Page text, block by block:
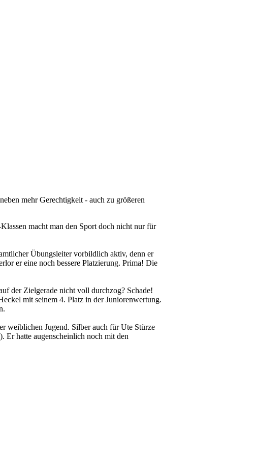
mehr Gerechtigkeit - auch zu größeren
macht man den Sport doch nicht nur für
Übungsleiter vorbildlich aktiv, denn er
er eine noch bessere Platzierung. Prima! Die
der Zielgerade nicht voll durchzog? Schade!
mit seinem 4. Platz in der Juniorenwertung.
weiblichen Jugend. Silber auch für Ute Stürze
hatte augenscheinlich noch mit den